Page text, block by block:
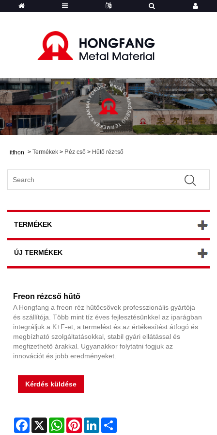
SZAKMAI FÓKUSZ, KIVÁLÓ MINŐSÉGŰ TERMÉKEK
Hongfang - Termékek
itthon > Termékek > Réz cső > Hűtő rézcső
TERMÉKEK
ÚJ TERMÉKEK
Freon rézcső hűtő
A Hongfang a freon réz hűtőcsövek professzionális gyártója
és szállítója. Több mint tíz éves fejlesztésünkkel az iparágban
integráljuk a K+F-et, a termelést és az értékesítést átfogó és
megbízható szolgáltatásokkal, stabil gyári ellátással és
megfizethető árakkal. Ugyanakkor folytatni fogjuk az
innovációt és jobb eredményeket.
Kérdés küldése
Facebook
X WhatsAppPinterestLinkedIn